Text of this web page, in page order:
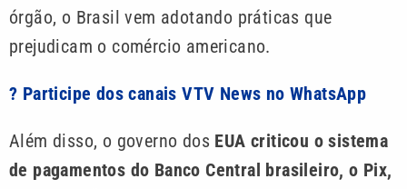
órgão, o Brasil vem adotando práticas que
prejudicam o comércio americano.
? Participe dos canais VTV News no WhatsApp
Além disso, o governo dos EUA criticou o sistema
de pagamentos do Banco Central brasileiro, o Pix,